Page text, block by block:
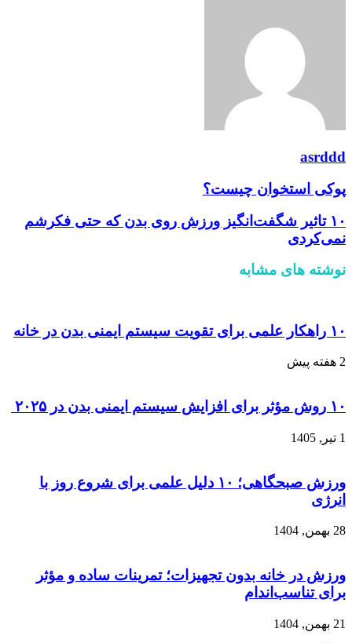
asrddd
پوکی استخوان چیست؟
۱۰ تاثیر شگفت‌انگیز ورزش روی بدن که حتی فکرشم
نمی‌کردی
نوشته های مشابه
۱۰ راهکار علمی برای تقویت سیستم ایمنی بدن در خانه
2 هفته پیش
۱۰ روش مؤثر برای افزایش سیستم ایمنی بدن در ۲۰۲۵
1 تیر, 1405
ورزش صبحگاهی؛ ۱۰ دلیل علمی برای شروع روز با
انرژی
28 بهمن, 1404
ورزش در خانه بدون تجهیزات؛ تمرینات ساده و مؤثر
برای تناسب‌اندام
21 بهمن, 1404